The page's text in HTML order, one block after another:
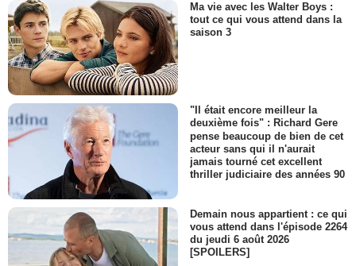
Ma vie avec les Walter Boys :
tout ce qui vous attend dans la
saison 3
"Il était encore meilleur la
deuxième fois" : Richard Gere
pense beaucoup de bien de cet
acteur sans qui il n'aurait
jamais tourné cet excellent
thriller judiciaire des années 90
Demain nous appartient : ce qui
vous attend dans l'épisode 2264
du jeudi 6 août 2026
[SPOILERS]